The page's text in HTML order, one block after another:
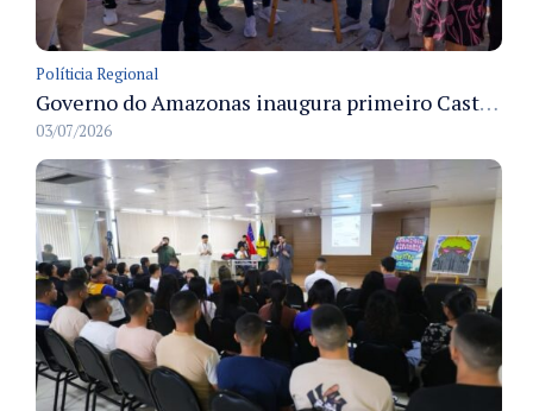
Políticia Regional
Governo do Amazonas inaugura primeiro Castramóvel Fluvial para atendimento veterinário às comunidades ribeirinhas e castração gratuita
03/07/2026